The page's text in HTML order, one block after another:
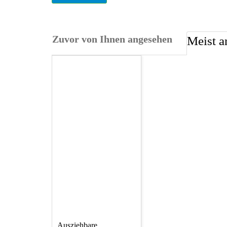
Zuvor von Ihnen angesehen Meist